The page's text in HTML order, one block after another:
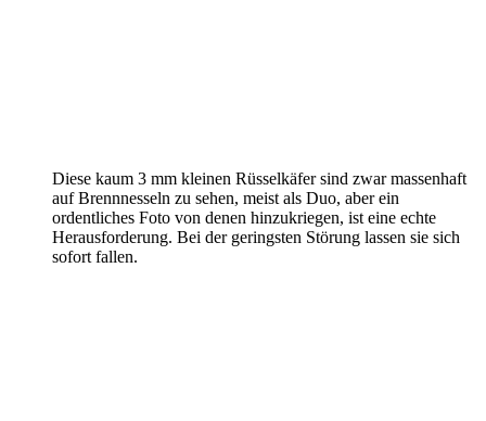
Diese kaum 3 mm kleinen Rüsselkäfer sind zwar massenhaft
auf Brennnesseln zu sehen, meist als Duo, aber ein
ordentliches Foto von denen hinzukriegen, ist eine echte
Herausforderung. Bei der geringsten Störung lassen sie sich
sofort fallen.